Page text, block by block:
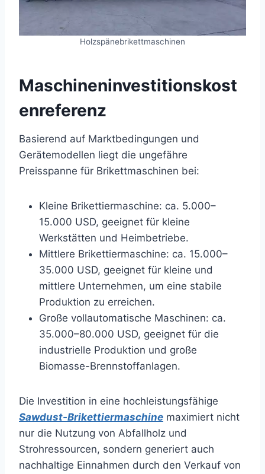
Holzspänebrikettmaschinen
Maschineninvestitionskost
enreferenz
Basierend auf Marktbedingungen und
Gerätemodellen liegt die ungefähre
Preisspanne für Brikettmaschinen bei:
Kleine Brikettiermaschine: ca. 5.000–
15.000 USD, geeignet für kleine
Werkstätten und Heimbetriebe.
Mittlere Brikettiermaschine: ca. 15.000–
35.000 USD, geeignet für kleine und
mittlere Unternehmen, um eine stabile
Produktion zu erreichen.
Große vollautomatische Maschinen: ca.
35.000–80.000 USD, geeignet für die
industrielle Produktion und große
Biomasse-Brennstoffanlagen.
Die Investition in eine hochleistungsfähige
Sawdust-Brikettiermaschine maximiert nicht
nur die Nutzung von Abfallholz und
Strohressourcen, sondern generiert auch
nachhaltige Einnahmen durch den Verkauf von